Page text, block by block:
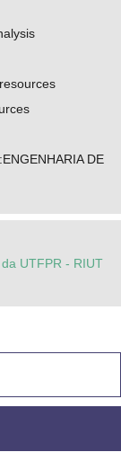
DE
UTFPR - RIUT